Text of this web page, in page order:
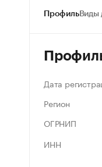
ПрофильВиды
Дата
Регион
ОГРНИП
ИНН